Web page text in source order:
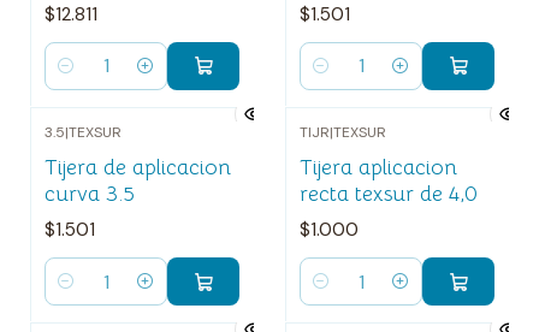
$12.811
Cantidad
$1.501
Cantidad
3.5|TEXSUR
Tijera de aplicacion
curva 3.5
$1.501
Cantidad
TIJR|TEXSUR
Tijera aplicacion
recta texsur de 4,0
$1.000
Cantidad